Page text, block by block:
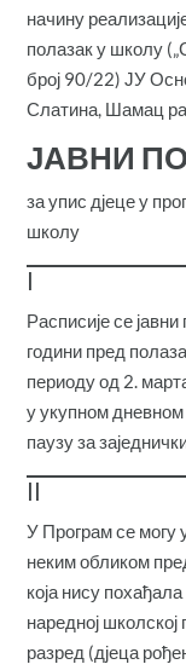
начину
полазак у школу
број 90/22) ЈУ
Слатина, Шамац
ЈАВНИ
за упис дјеце у
школу
I
Расписије се
години пред
периоду од 2.
у укупном
паузу за
II
У Програм се могу
неким обликом
која нису похађала
наредној
разред (дјеца